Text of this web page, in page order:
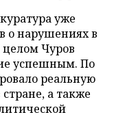
уже
о нарушениях в
целом Чуров
успешным. По
реальную
а также